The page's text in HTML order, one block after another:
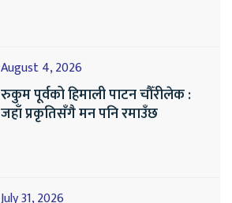
August 4, 2026
रुकुम पूर्वको हिमाली पाटन चौँरीलेक :
जहाँ प्रकृतिसँगै मन पनि रमाउँछ